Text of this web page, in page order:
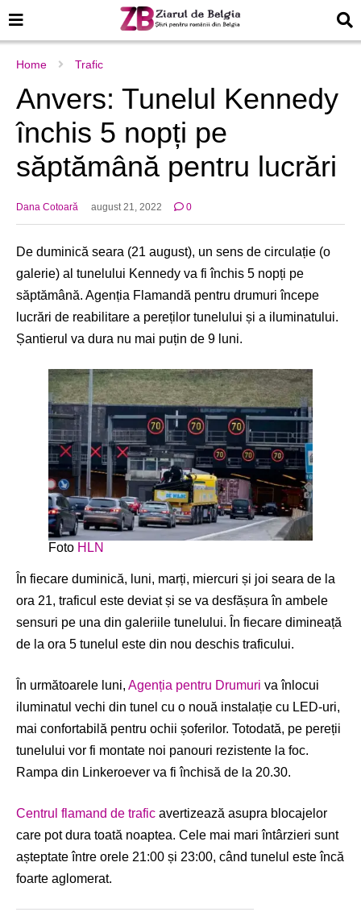
Home Trafic
Anvers: Tunelul Kennedy
închis 5 nopți pe
săptămână pentru lucrări
Dana Cotoară august 21, 2022 0
De duminică seara (21 august), un sens de circulație (o
galerie) al tunelului Kennedy va fi închis 5 nopți pe
săptămână. Agenția Flamandă pentru drumuri începe
lucrări de reabilitare a pereților tunelului și a iluminatului.
Șantierul va dura nu mai puțin de 9 luni.
Foto HLN
În fiecare duminică, luni, marți, miercuri și joi seara de la
ora 21, traficul este deviat și se va desfășura în ambele
sensuri pe una din galeriile tunelului. În fiecare dimineață
de la ora 5 tunelul este din nou deschis traficului.
În următoarele luni, Agenția pentru Drumuri va înlocui
iluminatul vechi din tunel cu o nouă instalație cu LED-uri,
mai confortabilă pentru ochii șoferilor. Totodată, pe pereții
tunelului vor fi montate noi panouri rezistente la foc.
Rampa din Linkeroever va fi închisă de la 20.30.
Centrul flamand de trafic avertizează asupra blocajelor
care pot dura toată noaptea. Cele mai mari întârzieri sunt
așteptate între orele 21:00 și 23:00, când tunelul este încă
foarte aglomerat.